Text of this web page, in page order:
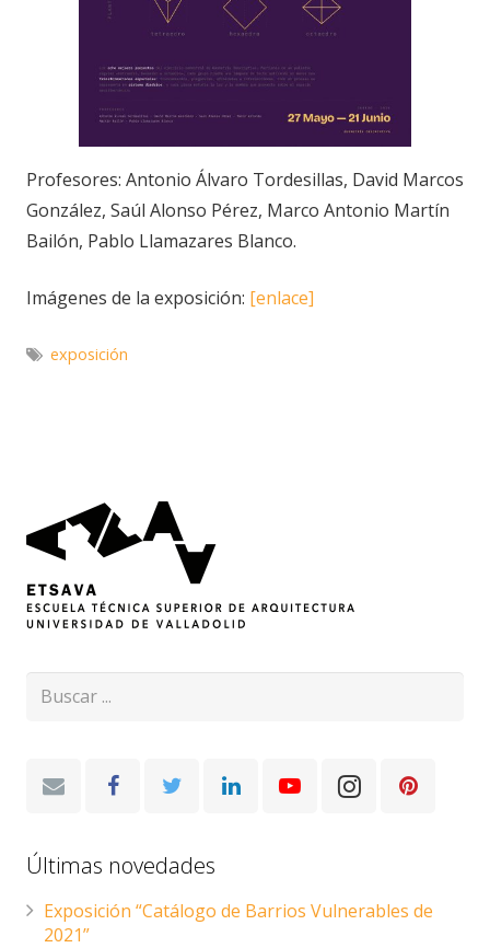
Profesores: Antonio Álvaro Tordesillas, David Marcos
González, Saúl Alonso Pérez, Marco Antonio Martín
Bailón, Pablo Llamazares Blanco.
Imágenes de la exposición: [enlace]
exposición
Últimas novedades
Exposición “Catálogo de Barrios Vulnerables de
2021”